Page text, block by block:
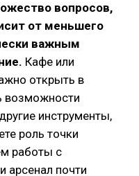
вопросов,
от меньшего
важным
Кафе или
открыть в
возможности
инструменты,
роль точки
работы с
арсенал почти